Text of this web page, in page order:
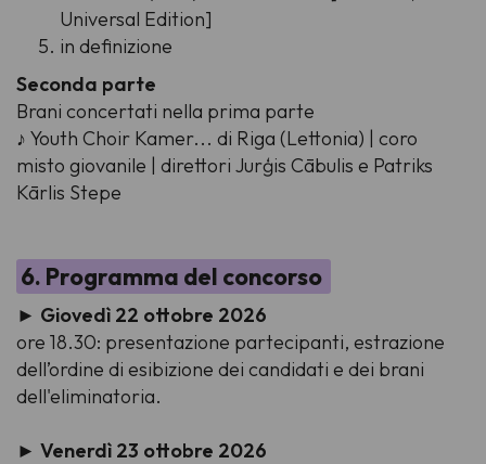
Universal Edition]
in definizione
Seconda parte
Brani concertati nella prima parte
♪ Youth Choir Kamer... di Riga (Lettonia) | coro
misto giovanile | direttori Jurģis Cābulis e Patriks
Kārlis Stepe
6. Programma del concorso
► Giovedì 22 ottobre 2026
ore 18.30: presentazione partecipanti, estrazione
dell’ordine di esibizione dei candidati e dei brani
dell'eliminatoria.
► Venerdì 23 ottobre 2026